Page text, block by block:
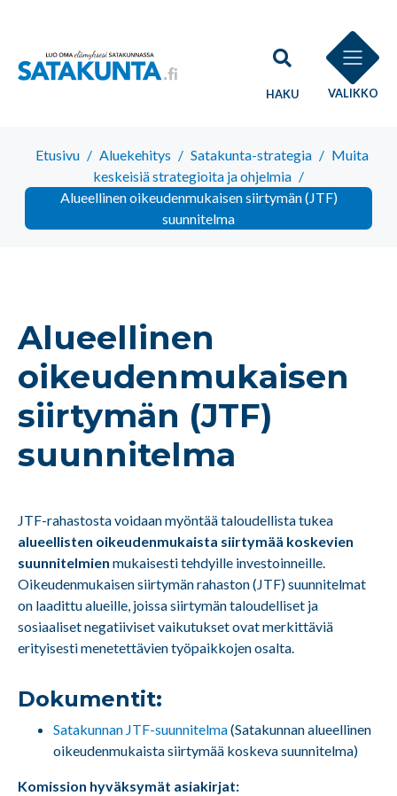
HAKU VALIKKO
Etusivu / Aluekehitys / Satakunta-strategia / Muita
keskeisiä strategioita ja ohjelmia /
Alueellinen oikeudenmukaisen siirtymän (JTF)
suunnitelma
Alueellinen
oikeudenmukaisen
siirtymän (JTF)
suunnitelma
JTF-rahastosta voidaan myöntää taloudellista tukea
alueellisten oikeudenmukaista siirtymää koskevien
suunnitelmien mukaisesti tehdyille investoinneille.
Oikeudenmukaisen siirtymän rahaston (JTF) suunnitelmat
on laadittu alueille, joissa siirtymän taloudelliset ja
sosiaaliset negatiiviset vaikutukset ovat merkittäviä
erityisesti menetettävien työpaikkojen osalta.
Dokumentit:
Satakunnan JTF-suunnitelma(Satakunnan alueellinen
oikeudenmukaista siirtymää koskeva suunnitelma)
Komission hyväksymät asiakirjat: